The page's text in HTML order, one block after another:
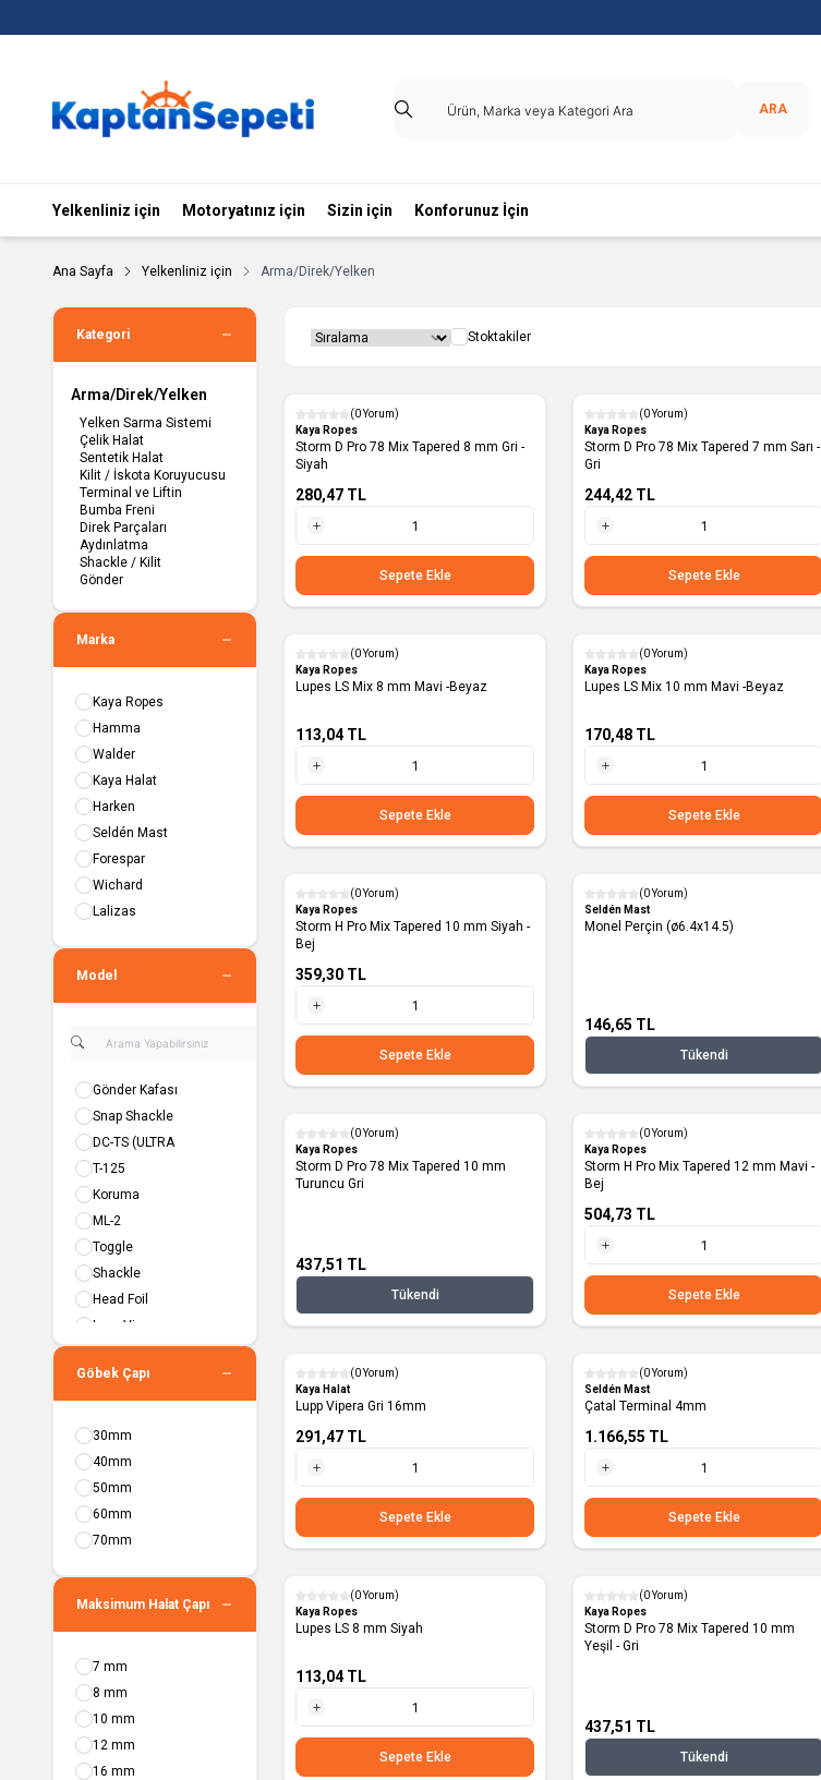
ARA
Yelkenliniz için Motoryatınız için Sizin için Konforunuz İçin
Ana Sayfa Yelkenliniz için Arma/Direk/Yelken
Kategori
Arma/Direk/Yelken
Yelken Sarma Sistemi
Çelik Halat
Sentetik Halat
Kilit / İskota Koruyucusu
Terminal ve Liftin
Bumba Freni
Direk Parçaları
Aydınlatma
Shackle / Kilit
Gönder
Marka
Kaya Ropes
Hamma
Walder
Kaya Halat
Harken
Seldén Mast
Forespar
Wichard
Lalizas
Model
Gönder Kafası
Snap Shackle
DC-TS (ULTRA
T-125
Koruma
ML-2
Toggle
Shackle
Head Foil
Lupp Vipera
IWS
Chock
Sarma Sistemi
Gas Spring
Soft Shackle
LS
Kapak
Spar Carrier
Balen Tutucu
AT-Cable
Shackle Guard
Rodkicker
MDS
Göbek Çapı
30mm
40mm
50mm
60mm
70mm
Maksimum Halat Çapı
7 mm
8 mm
10 mm
12 mm
16 mm
Stoktakiler
Yeni
(0 Yorum)
Kaya Ropes
Storm D Pro 78 Mix Tapered 8 mm Gri -
Siyah
280,47 TL
1 Metre
Sepete Ekle
Yeni
(0 Yorum)
Kaya Ropes
Storm D Pro 78 Mix Tapered 7 mm Sarı -
Gri
244,42 TL
1 Metre
Sepete Ekle
Yeni
(0 Yorum)
Kaya Ropes
Lupes LS Mix 8 mm Mavi -Beyaz
113,04TL
1 Metre
Sepete Ekle
Yeni
(0 Yorum)
Kaya Ropes
Lupes LS Mix 10 mm Mavi -Beyaz
170,48 TL
1 Metre
Sepete Ekle
Yeni
(0 Yorum)
Kaya Ropes
Storm H Pro Mix Tapered 10 mm Siyah -
Bej
359,30 TL
1 Metre
Sepete Ekle
(0 Yorum)
Seldén Mast
Monel Perçin (ø6.4x14.5)
146,65 TL
Tükendi
Yeni
(0 Yorum)
Kaya Ropes
Storm D Pro 78 Mix Tapered 10 mm
Turuncu Gri
437,51 TL
Tükendi
Yeni
(0 Yorum)
Kaya Ropes
Storm H Pro Mix Tapered 12 mm Mavi -
Bej
504,73 TL
1 Metre
Sepete Ekle
Yeni
(0 Yorum)
Kaya Halat
Lupp Vipera Gri 16mm
291,47 TL
1 Adet
Sepete Ekle
(0 Yorum)
Seldén Mast
Çatal Terminal 4mm
1.166,55 TL
1 Adet
Sepete Ekle
Yeni
(0 Yorum)
Kaya Ropes
Lupes LS 8 mm Siyah
113,04TL
1 Metre
Sepete Ekle
Yeni
(0 Yorum)
Kaya Ropes
Storm D Pro 78 Mix Tapered 10 mm
Yeşil - Gri
437,51 TL
Tükendi